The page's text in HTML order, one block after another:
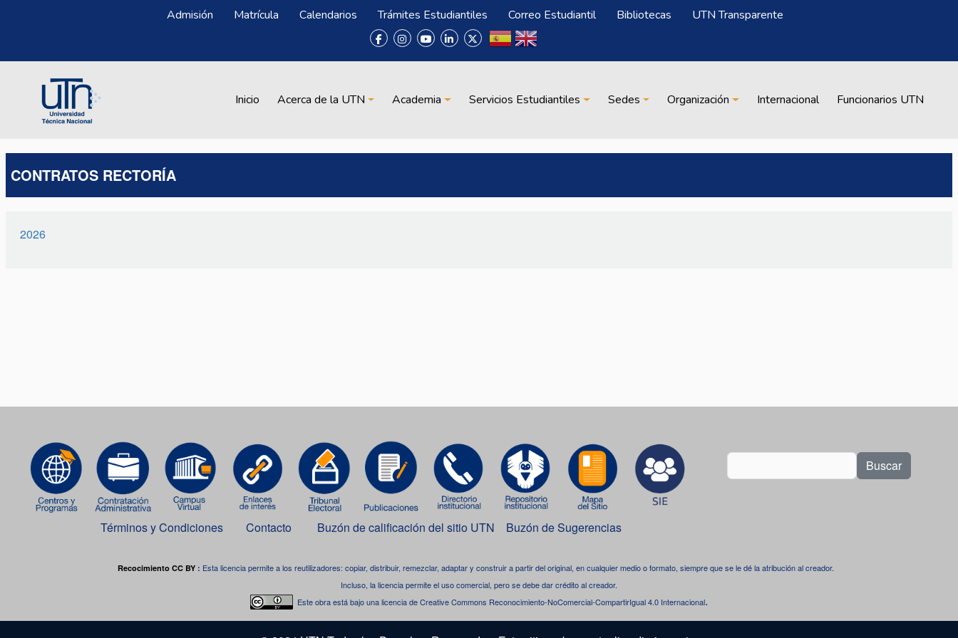
Menú Superior
Admisión Matrícula Calendarios Trámites Estudiantiles Correo Estudiantil Bibliotecas UTN Transparente
Main navigation
Inicio Acerca de la UTN Academia Servicios Estudiantiles Sedes Organización Internacional Funcionarios UTN
CONTRATOS RECTORÍA
2026
Términos y Condiciones Contacto Buzón de calificación del sitio UTN Buzón de Sugerencias
Buscar
Recocimiento CC BY : Esta licencia permite a los reutilizadores: copiar, distribuir, remezclar, adaptar y construir a partir del original, en cualquier medio o formato, siempre que se le dé la atribución al creador.
Incluso, la licencia permite el uso comercial, pero se debe dar crédito al creador.
Este obra está bajo unalicencia de Creative Commons Reconocimiento-NoComercial-CompartirIgual 4.0 Internacional.